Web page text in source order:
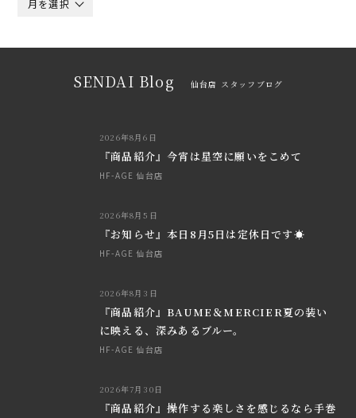
月を選択
SENDAI Blog 仙台店 スタッフブログ
2026年8月6日
『商品紹介』今宵は星空に願いをこめて
HF-AGE 仙台店
2026年8月5日
『お知らせ』本日8月5日は定休日です☀
HF-AGE 仙台店
2026年8月3日
『商品紹介』BAUME＆MERCIER夏の装い
に映える、深みあるブルー。
HF-AGE 仙台店
2026年7月30日
『商品紹介』操作する楽しさを感じるなら手巻